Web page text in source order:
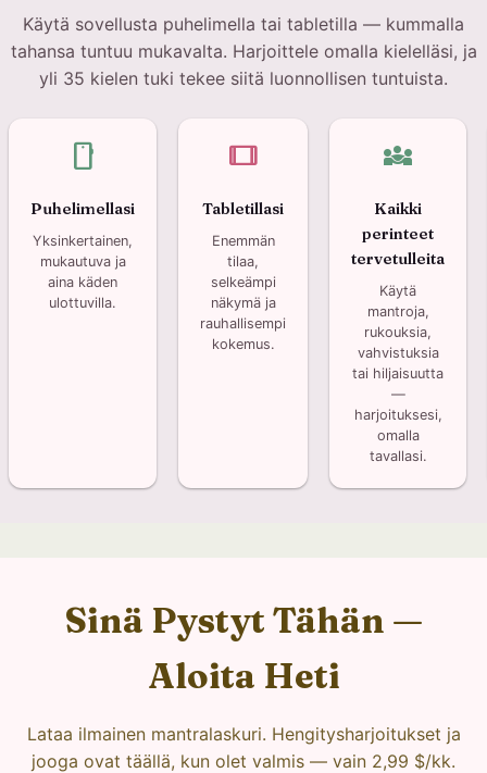
Käytä sovellusta puhelimella tai tabletilla — kummalla
tahansa tuntuu mukavalta. Harjoittele omalla kielelläsi, ja
yli 35 kielen tuki tekee siitä luonnollisen tuntuista.
smartphone
Puhelimellasi
Yksinkertainen,
mukautuva ja
aina käden
ulottuvilla.
tablet
Tabletillasi
Enemmän
tilaa,
selkeämpi
näkymä ja
rauhallisempi
kokemus.
diversity_3
Kaikki
perinteet
tervetulleita
Käytä
mantroja,
rukouksia,
vahvistuksia
tai hiljaisuutta
—
harjoituksesi,
omalla
tavallasi.
Sinä Pystyt Tähän —
Aloita Heti
Lataa ilmainen mantralaskuri. Hengitysharjoitukset ja
jooga ovat täällä, kun olet valmis — vain 2,99 $/kk.